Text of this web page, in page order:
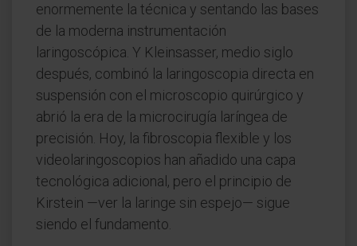
enormemente la técnica y sentando las bases
de la moderna instrumentación
laringoscópica. Y Kleinsasser, medio siglo
después, combinó la laringoscopia directa en
suspensión con el microscopio quirúrgico y
abrió la era de la microcirugía laríngea de
precisión. Hoy, la fibroscopia flexible y los
videolaringoscopios han añadido una capa
tecnológica adicional, pero el principio de
Kirstein —ver la laringe sin espejo— sigue
siendo el fundamento.